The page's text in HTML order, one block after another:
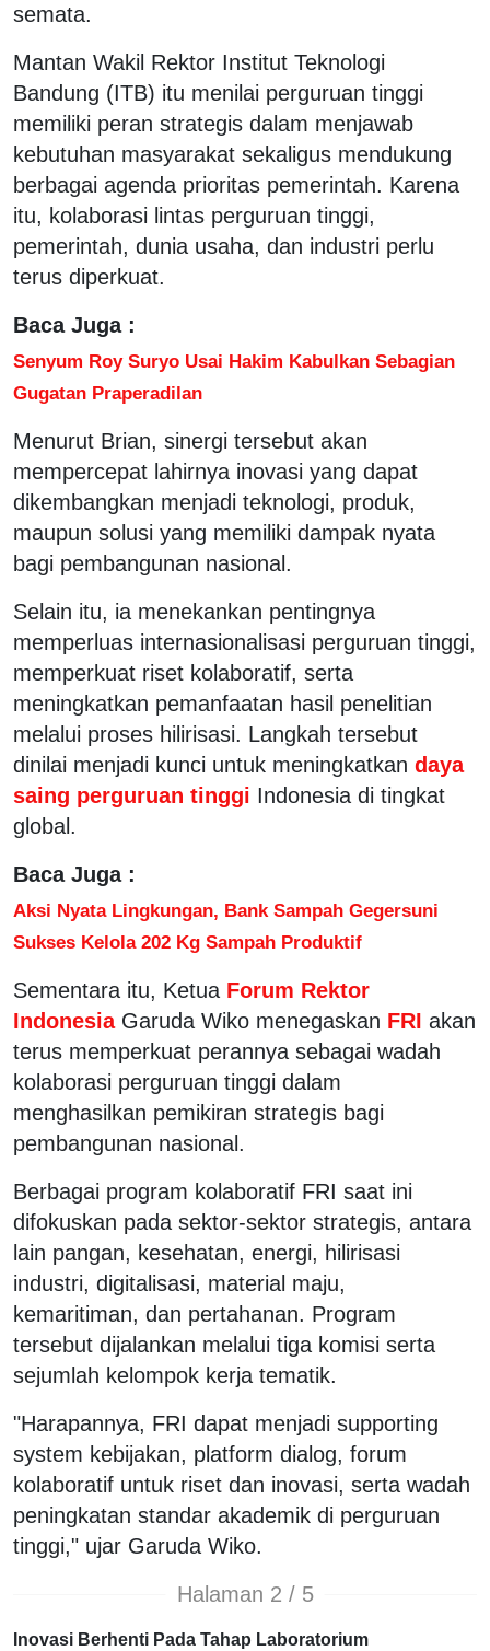
semata.
Mantan Wakil Rektor Institut Teknologi
Bandung (ITB) itu menilai perguruan tinggi
memiliki peran strategis dalam menjawab
kebutuhan masyarakat sekaligus mendukung
berbagai agenda prioritas pemerintah. Karena
itu, kolaborasi lintas perguruan tinggi,
pemerintah, dunia usaha, dan industri perlu
terus diperkuat.
Baca Juga :
Senyum Roy Suryo Usai Hakim Kabulkan Sebagian
Gugatan Praperadilan
Menurut Brian, sinergi tersebut akan
mempercepat lahirnya inovasi yang dapat
dikembangkan menjadi teknologi, produk,
maupun solusi yang memiliki dampak nyata
bagi pembangunan nasional.
Selain itu, ia menekankan pentingnya
memperluas internasionalisasi perguruan tinggi,
memperkuat riset kolaboratif, serta
meningkatkan pemanfaatan hasil penelitian
melalui proses hilirisasi. Langkah tersebut
dinilai menjadi kunci untuk meningkatkan daya
saing perguruan tinggi Indonesia di tingkat
global.
Baca Juga :
Aksi Nyata Lingkungan, Bank Sampah Gegersuni
Sukses Kelola 202 Kg Sampah Produktif
Sementara itu, Ketua Forum Rektor
Indonesia Garuda Wiko menegaskan FRI akan
terus memperkuat perannya sebagai wadah
kolaborasi perguruan tinggi dalam
menghasilkan pemikiran strategis bagi
pembangunan nasional.
Berbagai program kolaboratif FRI saat ini
difokuskan pada sektor-sektor strategis, antara
lain pangan, kesehatan, energi, hilirisasi
industri, digitalisasi, material maju,
kemaritiman, dan pertahanan. Program
tersebut dijalankan melalui tiga komisi serta
sejumlah kelompok kerja tematik.
"Harapannya, FRI dapat menjadi supporting
system kebijakan, platform dialog, forum
kolaboratif untuk riset dan inovasi, serta wadah
peningkatan standar akademik di perguruan
tinggi," ujar Garuda Wiko.
Halaman 2 / 5
Inovasi Berhenti Pada Tahap Laboratorium